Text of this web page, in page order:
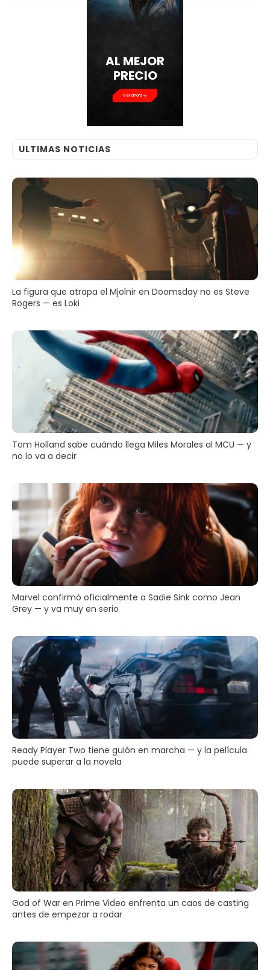
AL MEJOR
PRECIO
Ver ahora
ULTIMAS NOTICIAS
La figura que atrapa el Mjolnir en Doomsday no es Steve
Rogers — es Loki
Tom Holland sabe cuándo llega Miles Morales al MCU — y
no lo va a decir
Marvel confirmó oficialmente a Sadie Sink como Jean
Grey — y va muy en serio
Ready Player Two tiene guión en marcha — y la película
puede superar a la novela
God of War en Prime Video enfrenta un caos de casting
antes de empezar a rodar